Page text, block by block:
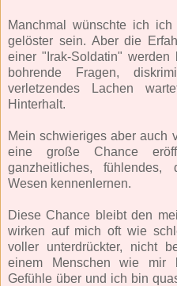
Manchmal wünschte ich
gelöster sein. Aber die
einer "Irak-Soldatin"
bohrende Fragen,
verletzendes Lachen
Hinterhalt.
Mein schwieriges aber auch
eine große Chance
ganzheitliches, fühlendes,
Wesen kennenlernen.
Diese Chance bleibt den
wirken auf mich oft wie
voller unterdrückter, nicht
einem Menschen wie mir
Gefühle über und ich bin